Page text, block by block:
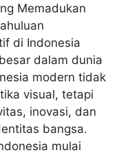
Memadukan
di Indonesia
dalam dunia
modern tidak
visual, tetapi
inovasi, dan
bangsa.
mulai